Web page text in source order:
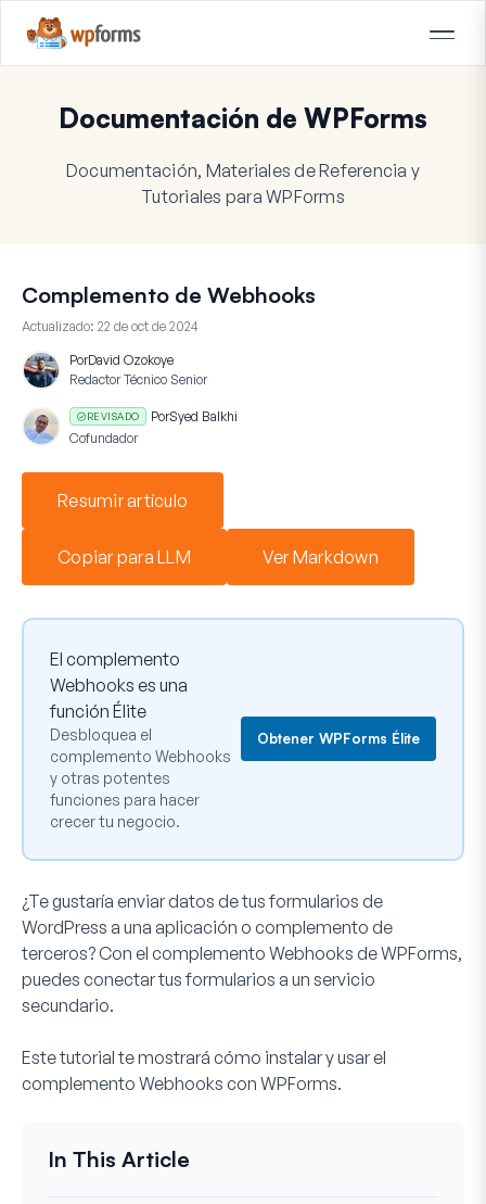
Documentación de WPForms
Documentación, Materiales de Referencia y
Tutoriales para WPForms
Complemento de Webhooks
Actualizado: 22 de oct de 2024
PorDavid Ozokoye
Redactor Técnico Senior
REVISADO PorSyed Balkhi
Cofundador
Resumir artículo
Copiar para LLM Ver Markdown
El complemento
Webhooks es una
función Élite
Desbloquea el
complemento Webhooks
y otras potentes
funciones para hacer
crecer tu negocio.
Obtener WPForms Élite
¿Te gustaría enviar datos de tus formularios de
WordPress a una aplicación o complemento de
terceros? Con el complemento Webhooks de WPForms,
puedes conectar tus formularios a un servicio
secundario.
Este tutorial te mostrará cómo instalar y usar el
complemento Webhooks con WPForms.